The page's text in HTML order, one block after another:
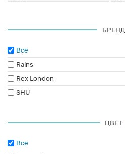
БРЕНД
Все
Rains
Rex London
SHU
ЦВЕТ
Все